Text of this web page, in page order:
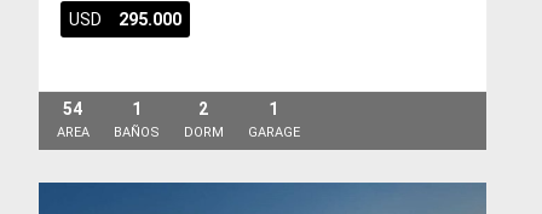
USD 295.000
54
AREA
1
BAÑOS
2
DORM
1
GARAGE